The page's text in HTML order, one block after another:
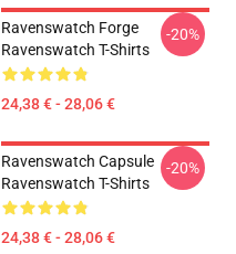
Ravenswatch Forge
Ravenswatch T-Shirts
24,38 € - 28,06 €
-20%
Ravenswatch Capsule
Ravenswatch T-Shirts
24,38 € - 28,06 €
-20%